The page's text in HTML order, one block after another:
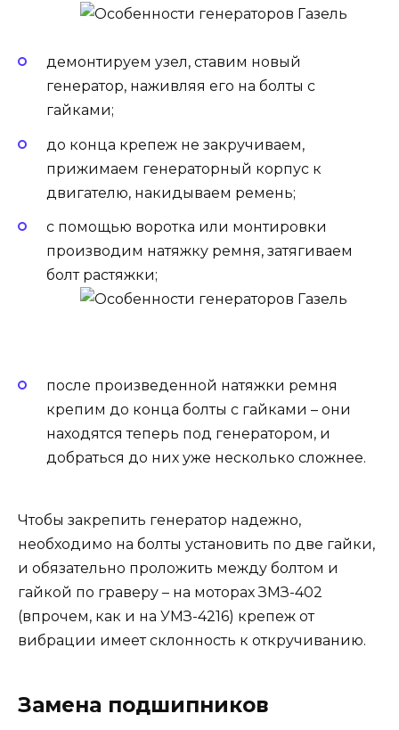
демонтируем узел, ставим новый
генератор, наживляя его на болты с
гайками;
до конца крепеж не закручиваем,
прижимаем генераторный корпус к
двигателю, накидываем ремень;
с помощью воротка или монтировки
производим натяжку ремня, затягиваем
болт растяжки;
после произведенной натяжки ремня
крепим до конца болты с гайками – они
находятся теперь под генератором, и
добраться до них уже несколько сложнее.
Чтобы закрепить генератор надежно,
необходимо на болты установить по две гайки,
и обязательно проложить между болтом и
гайкой по граверу – на моторах ЗМЗ-402
(впрочем, как и на УМЗ-4216) крепеж от
вибрации имеет склонность к откручиванию.
Замена подшипников